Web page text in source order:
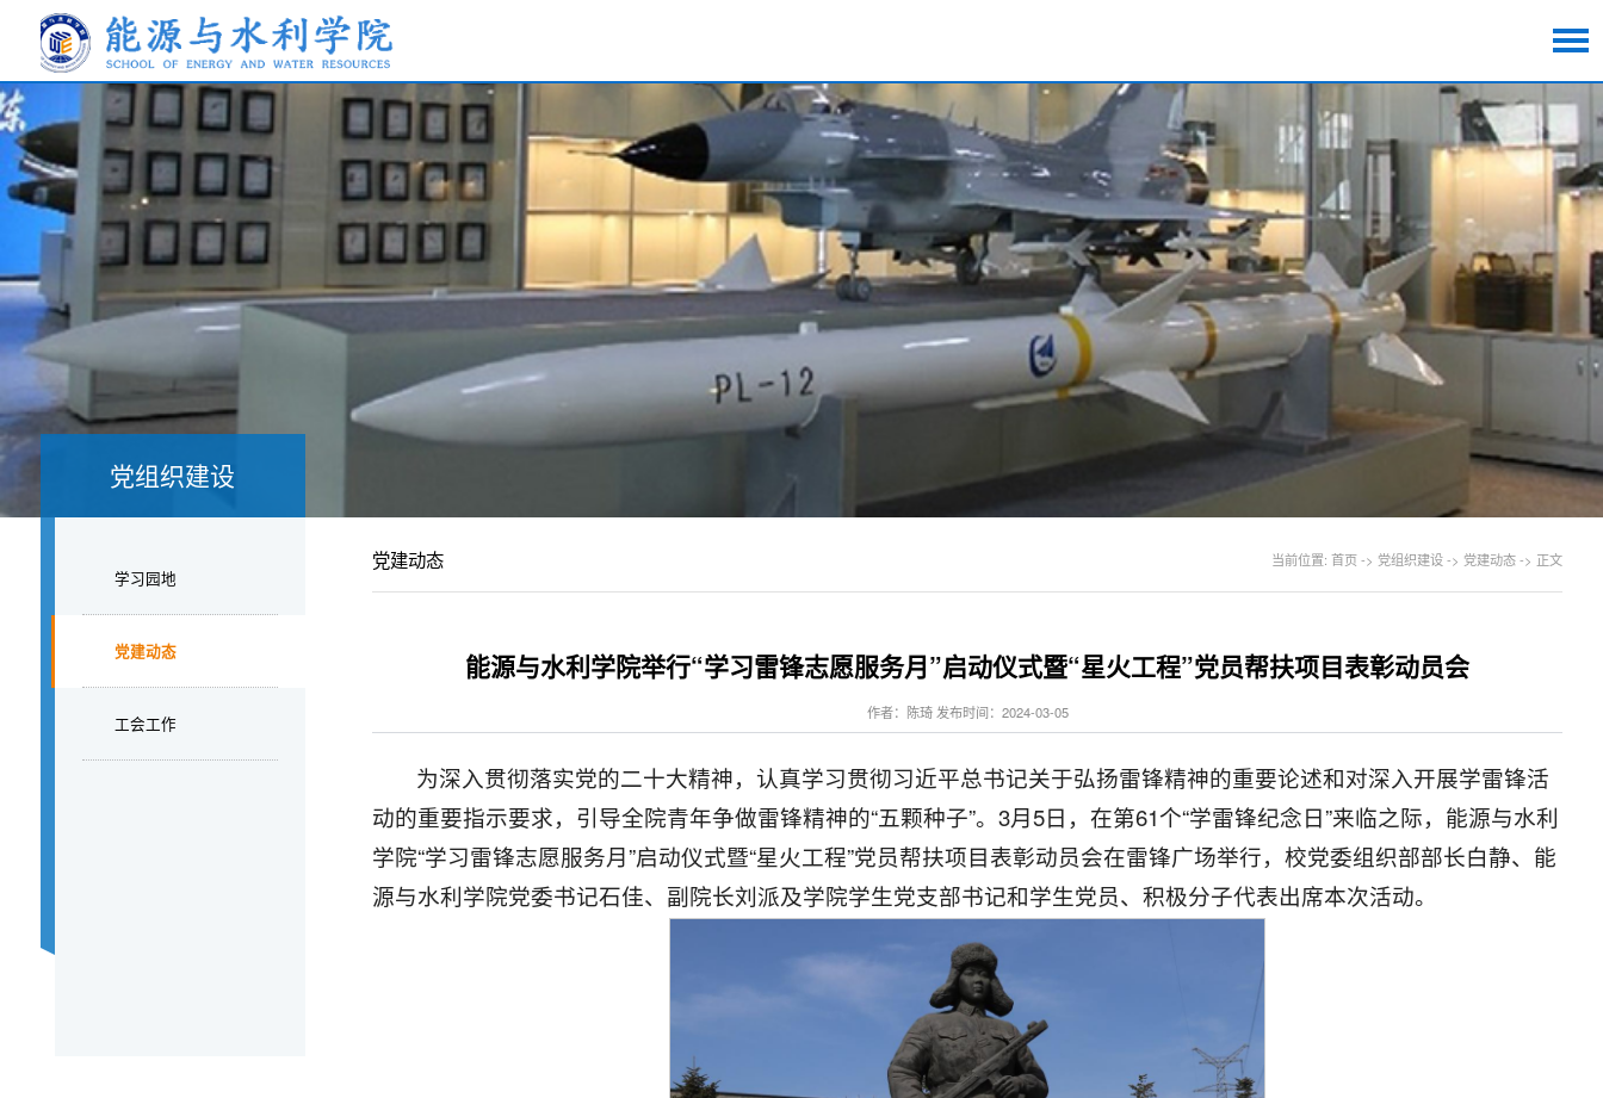
党组织建设
学习园地
党建动态
工会工作
党建动态 当前位置:首页-> 党组织建设-> 党建动态-> 正文
能源与水利学院举行“学习雷锋志愿服务月”启动仪式暨“星火工程”党员帮扶项目表彰动员会
作者：陈琦 发布时间：2024-03-05
为深入贯彻落实党的二十大精神，认真学习贯彻习近平总书记关于弘扬雷锋精神的重要论述和对深入开展学雷锋活
动的重要指示要求，引导全院青年争做雷锋精神的“五颗种子”。3月5日，在第61个“学雷锋纪念日”来临之际，能源与水利
学院“学习雷锋志愿服务月”启动仪式暨“星火工程”党员帮扶项目表彰动员会在雷锋广场举行，校党委组织部部长白静、能
源与水利学院党委书记石佳、副院长刘派及学院学生党支部书记和学生党员、积极分子代表出席本次活动。